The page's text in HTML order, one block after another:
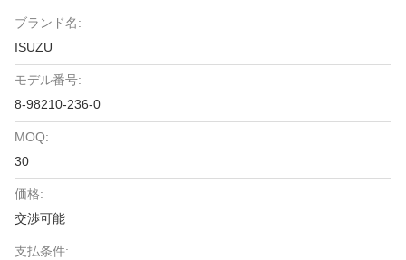
ブランド名:
ISUZU
モデル番号:
8-98210-236-0
MOQ:
30
価格:
交渉可能
支払条件: